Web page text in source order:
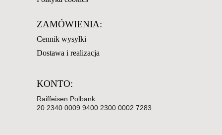
ZAMÓWIENIA:
Cennik wysyłki
Dostawa i realizacja
KONTO:
Raiffeisen Polbank
20 2340 0009 9400 2300 0002 7283